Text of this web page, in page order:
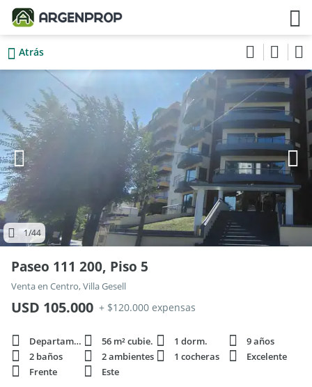
Atrás
1/44
Paseo 111 200, Piso 5
Venta en Centro, Villa Gesell
USD 105.000 + $120.000 expensas
Departamento 56 m² cubie. 1 dorm.
9 años
2 baños
2 ambientes 1 cocheras
Excelente
Frente
Este